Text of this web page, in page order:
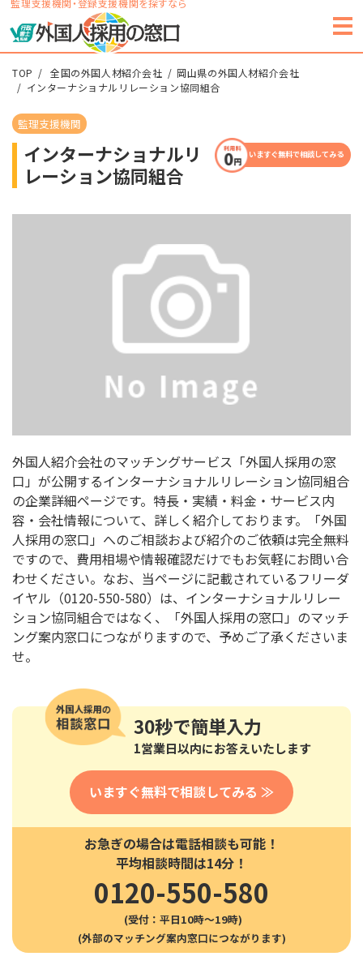
監理支援機関・登録支援機関を探すなら
TOP 全国の外国人材紹介会社
岡山県の外国人材紹介会社
インターナショナルリレーション協同組合
監理支援機関
インターナショナルリ
レーション協同組合
いますぐ無料で相談してみる
外国人紹介会社のマッチングサービス「外国人採用の窓
口」が公開するインターナショナルリレーション協同組合
の企業詳細ページです。特長・実績・料金・サービス内
容・会社情報について、詳しく紹介しております。「外国
人採用の窓口」へのご相談および紹介のご依頼は完全無料
ですので、費用相場や情報確認だけでもお気軽にお問い合
わせください。なお、当ページに記載されているフリーダ
イヤル（0120-550-580）は、インターナショナルリレー
ション協同組合ではなく、「外国人採用の窓口」のマッチ
ング案内窓口につながりますので、予めご了承くださいま
せ。
30秒で簡単入力
1営業日以内にお答えいたします
いますぐ無料で相談してみる ≫
お急ぎの場合は電話相談も可能！
平均相談時間は14分！
0120-550-580
(受付：平日10時〜19時)